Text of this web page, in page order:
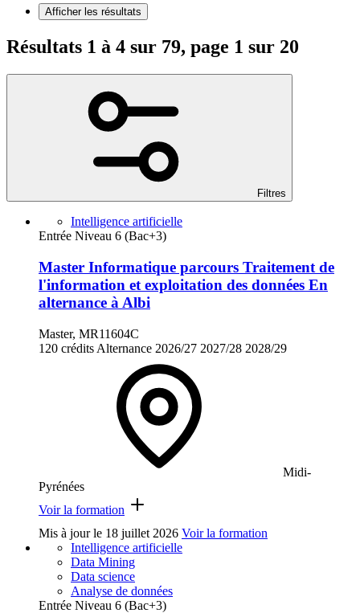
Afficher les résultats
Résultats 1 à 4 sur 79, page 1 sur 20
Filtres
Intelligence artificielle
Entrée Niveau 6 (Bac+3)
Master Informatique parcours Traitement de
l'information et exploitation des données En
alternance à Albi
Master, MR11604C
120 crédits Alternance 2026/27 2027/28 2028/29
Midi-
Pyrénées
Voir la formation
Mis à jour le 18 juillet 2026 Voir la formation
Intelligence artificielle
Data Mining
Data science
Analyse de données
Entrée Niveau 6 (Bac+3)